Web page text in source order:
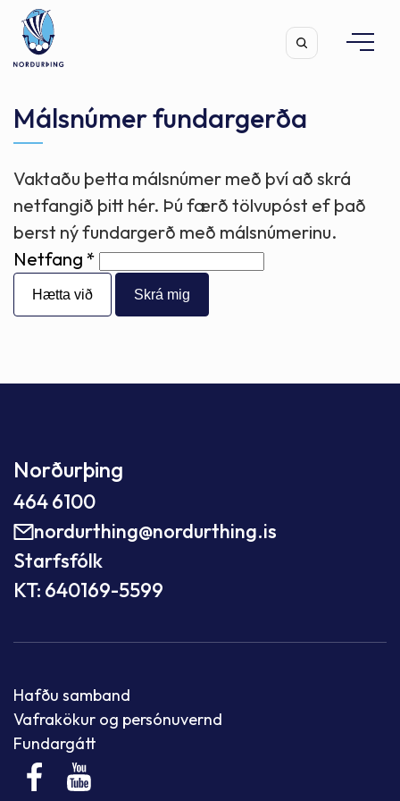
Leita
Málsnúmer fundargerða
Vaktaðu þetta málsnúmer með því að skrá
netfangið þitt hér. Þú færð tölvupóst ef það
berst ný fundargerð með málsnúmerinu.
Netfang
Hætta við
Norðurþing
464 6100
nordurthing@nordurthing.is
Starfsfólk
KT: 640169-5599
Hafðu samband
Vafrakökur og persónuvernd
Fundargátt